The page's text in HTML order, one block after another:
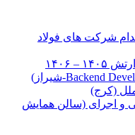
شرکت های فولاد
۱۴۰۶
(کرج)
و اجرای (سالن همایش